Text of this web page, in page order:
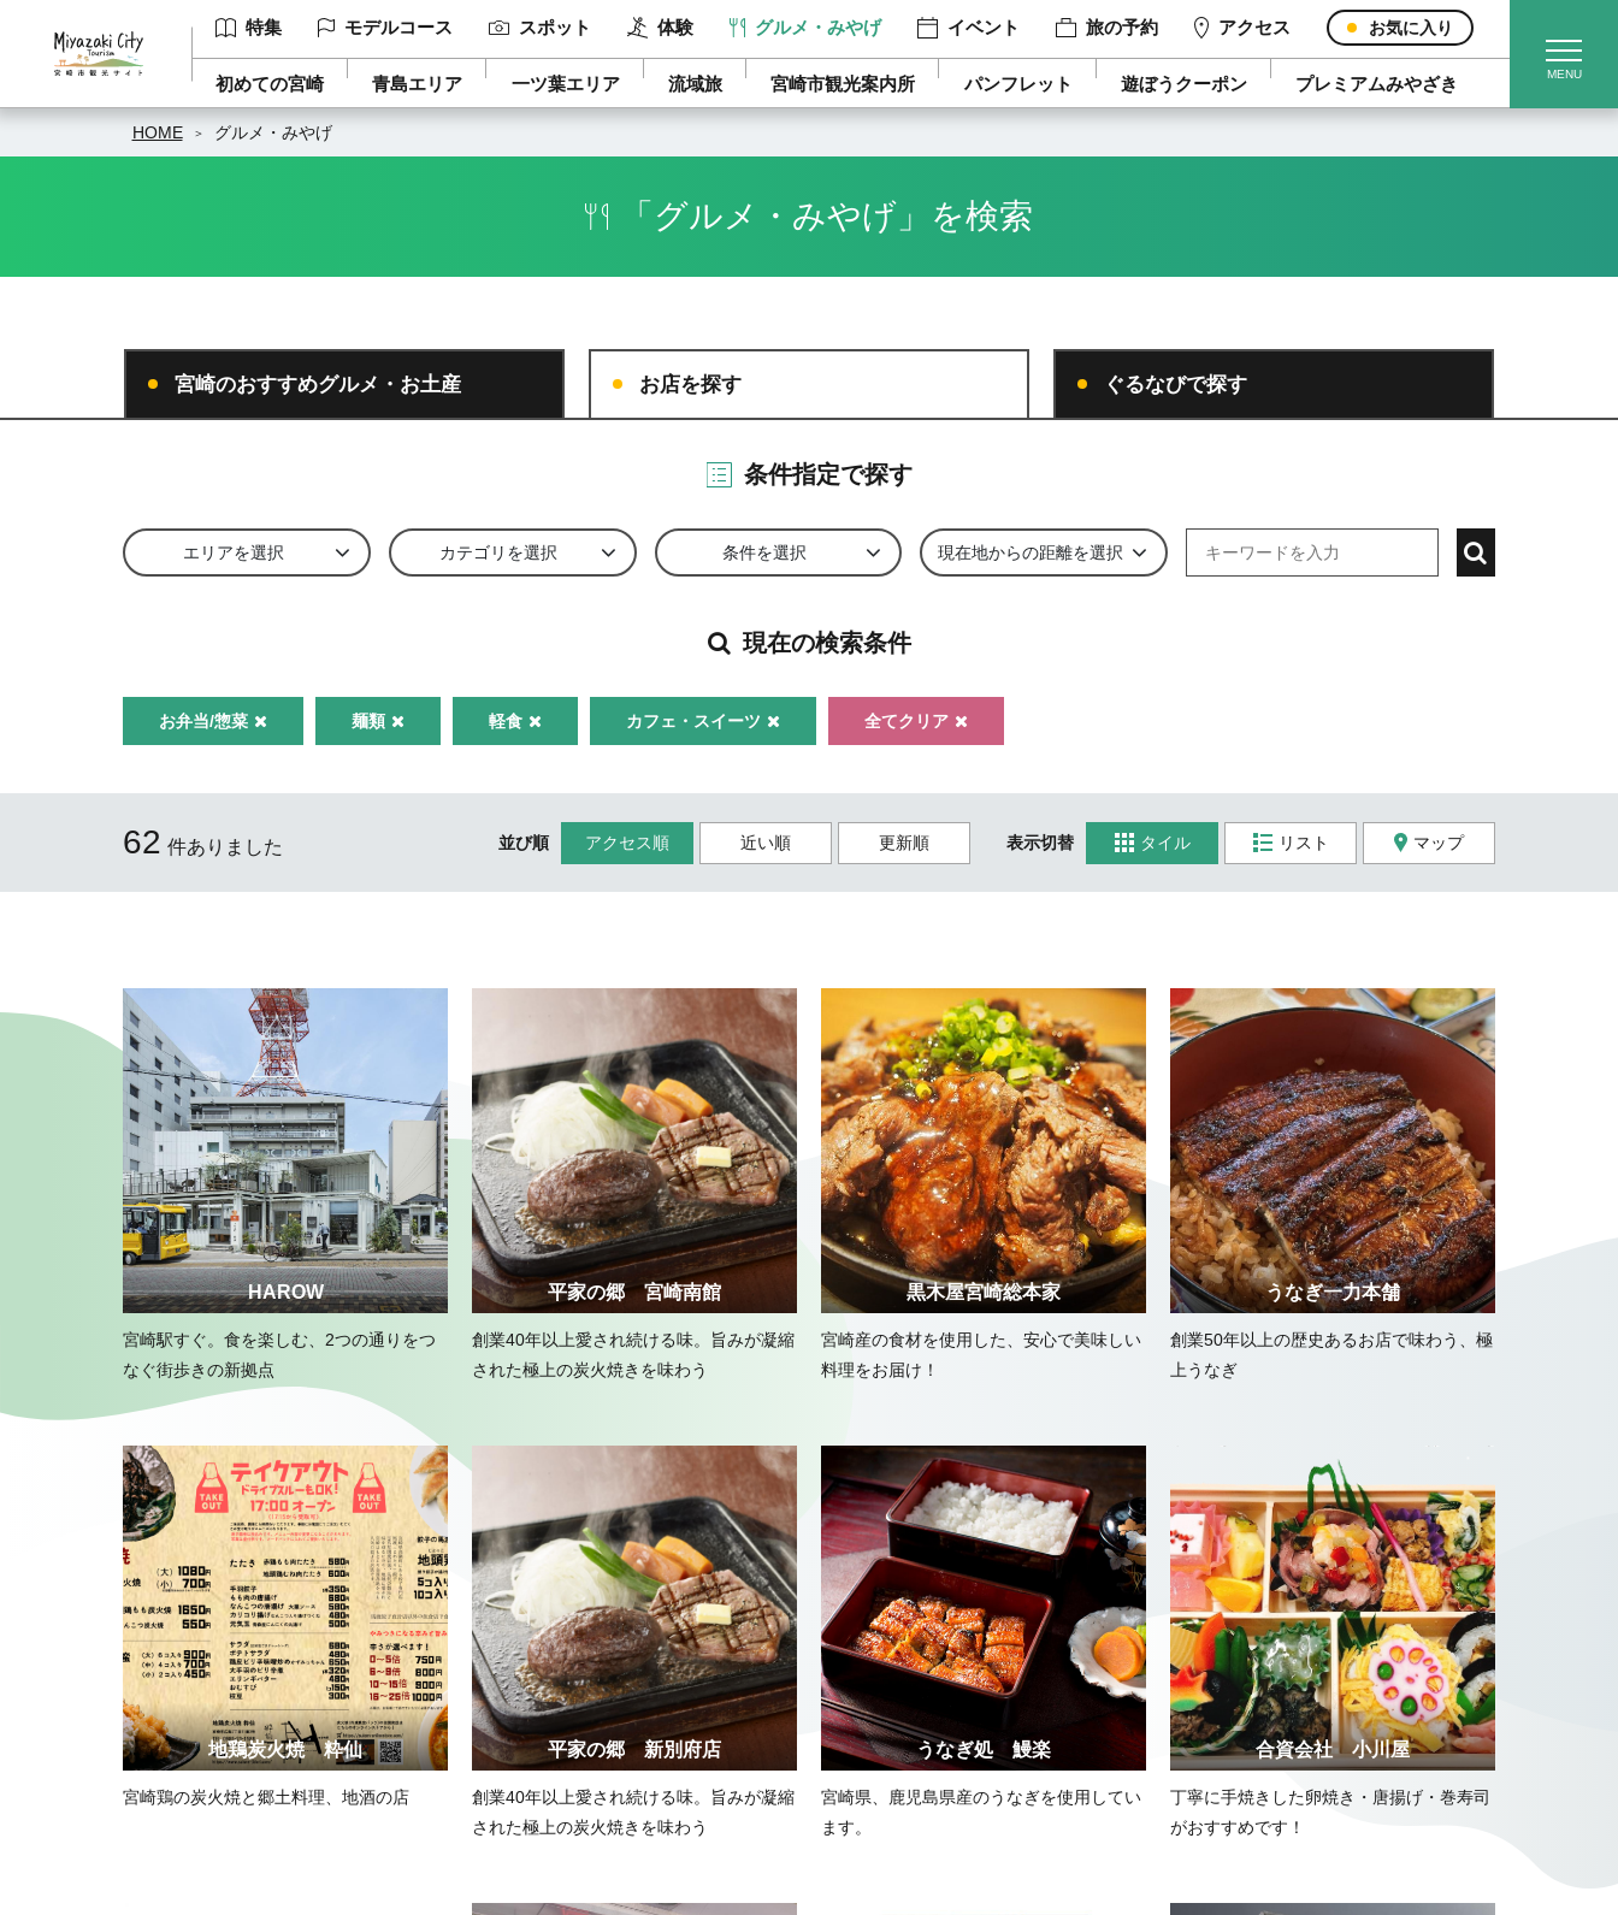
特集 モデルコース スポット 体験 グルメ・みやげ イベント 旅の予約 アクセス お気に入り
初めての宮崎 青島エリア 一ツ葉エリア 流域旅 宮崎市観光案内所 パンフレット 遊ぼうクーポン プレミアムみやざき
HOME グルメ・みやげ
「グルメ・みやげ」を検索
宮崎のおすすめグルメ・お土産 お店を探す ぐるなびで探す
条件指定で探す
エリアを選択 カテゴリを選択 条件を選択 現在地からの距離を選択
現在の検索条件
お弁当/惣菜 麺類 軽食 カフェ・スイーツ 全てクリア
62 件ありました 並び順 アクセス順 近い順 更新順 表示切替 タイル リスト マップ
HAROW
宮崎駅すぐ。食を楽しむ、2つの通りをつ
なぐ街歩きの新拠点
平家の郷 宮崎南館
創業40年以上愛され続ける味。旨みが凝縮
された極上の炭火焼きを味わう
黒木屋宮崎総本家
宮崎産の食材を使用した、安心で美味しい
料理をお届け！
うなぎ一力本舗
創業50年以上の歴史あるお店で味わう、極
上うなぎ
地鶏炭火焼 粋仙
宮崎鶏の炭火焼と郷土料理、地酒の店
平家の郷 新別府店
創業40年以上愛され続ける味。旨みが凝縮
された極上の炭火焼きを味わう
うなぎ処 鰻楽
宮崎県、鹿児島県産のうなぎを使用してい
ます。
合資会社 小川屋
丁寧に手焼きした卵焼き・唐揚げ・巻寿司
がおすすめです！